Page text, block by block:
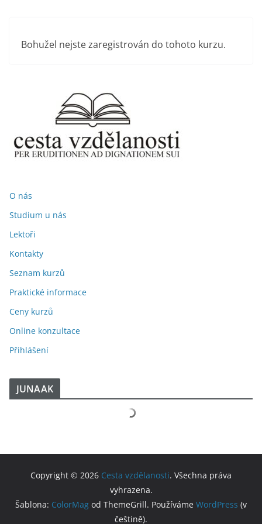
obsahBohužel nejste zaregistrován do tohoto kurzu.
O nás
Studium u nás
Lektoři
Kontakty
Seznam kurzů
Praktické informace
Ceny kurzů
Online konzultace
Přihlášení
JUNAAK
Copyright © 2026 Cesta vzdělanosti. Všechna práva
vyhrazena.
Šablona: ColorMag od ThemeGrill. Používáme WordPress (v
češtině).